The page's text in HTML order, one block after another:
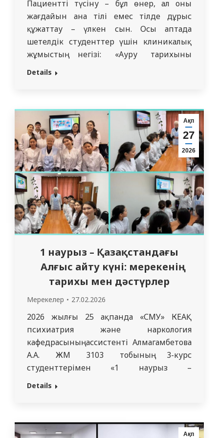
Пациентті түсіну – бұл өнер, ал оның
жағдайын ана тілі емес тілде дұрыс
құжаттау – үлкен сын. Осы аптада
шетелдік студенттер үшін клиникалық
жұмыстың негізі: «Ауру тарихының
схемасына» арналған ерекше Speaking
диагностика негіздерін игеруге
күнделікті көмектесетін ішкі аурулар
пропедевтикасы кафедрасының
ассистенттері болды: Амангалиева Г.М.
Ракымгазиева А.С. Жазыкбаева…
Details
Ақп
27
2026
1 наурыз – Қазақстандағы
Алғыс айту күні: мерекенің
тарихы мен дәстүрлер
Мерекелер 27.02.2026
2026 жылғы 25 ақпанда «СМУ» КЕАҚ
психиатрия және наркология
кафедрасының ассистенті Алмагамбетова
А.А. ЖМ 3103 тобының 3-курс
студенттерімен «1 наурыз –
Қазақстандағы Алғыс айту күні: мерекенің
өтіледі. Бұл күн достықтың, мейірімділіктің
Details
Ақп